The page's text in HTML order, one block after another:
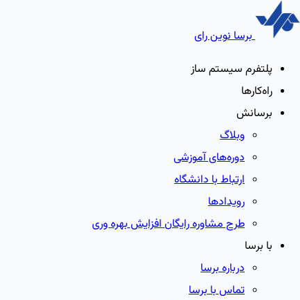
برسا نوین رای
پلتفرم سیستم ساز
راه‌کارها
برسانش
وبلاگ
دوره‌های آموزشی
ارتباط با دانشگاه
رویدادها
طرح مشاوره رایگان افزایش بهره وری
با برسا
درباره برسا
تماس با برسا